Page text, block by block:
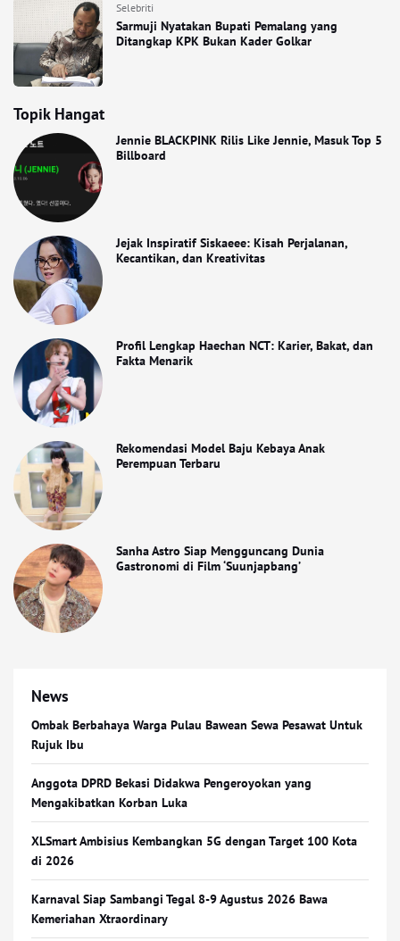
Selebriti
Sarmuji Nyatakan Bupati Pemalang yang
Ditangkap KPK Bukan Kader Golkar
Topik Hangat
Jennie BLACKPINK Rilis Like Jennie, Masuk Top 5
Billboard
Jejak Inspiratif Siskaeee: Kisah Perjalanan,
Kecantikan, dan Kreativitas
Profil Lengkap Haechan NCT: Karier, Bakat, dan
Fakta Menarik
Rekomendasi Model Baju Kebaya Anak
Perempuan Terbaru
Sanha Astro Siap Mengguncang Dunia
Gastronomi di Film ‘Suunjapbang’
News
Ombak Berbahaya Warga Pulau Bawean Sewa Pesawat Untuk
Rujuk Ibu
Anggota DPRD Bekasi Didakwa Pengeroyokan yang
Mengakibatkan Korban Luka
XLSmart Ambisius Kembangkan 5G dengan Target 100 Kota
di 2026
Karnaval Siap Sambangi Tegal 8-9 Agustus 2026 Bawa
Kemeriahan Xtraordinary